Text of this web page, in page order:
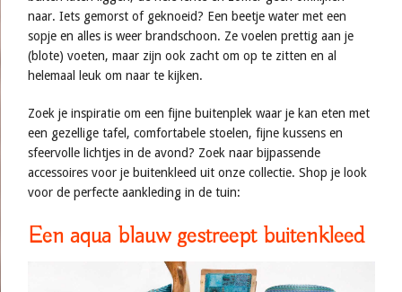
naar. Iets gemorst of geknoeid? Een beetje water met een
sopje en alles is weer brandschoon. Ze voelen prettig aan je
(blote) voeten, maar zijn ook zacht om op te zitten en al
helemaal leuk om naar te kijken.
Zoek je inspiratie om een fijne buitenplek waar je kan eten met
een gezellige tafel, comfortabele stoelen, fijne kussens en
sfeervolle lichtjes in de avond? Zoek naar bijpassende
accessoires voor je buitenkleed uit onze collectie. Shop je look
voor de perfecte aankleding in de tuin:
Een aqua blauw gestreept buitenkleed